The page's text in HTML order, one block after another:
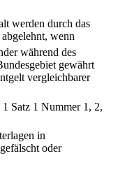
werden durch das
wenn
während des
gewährt
vergleichbarer
1 Satz 1 Nummer 1, 2,
in
oder